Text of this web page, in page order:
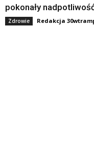
pokonały
Zdrowie Redakcja